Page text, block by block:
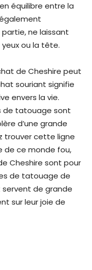
équilibre entre la
ne laissant
ou la tête.
de Cheshire peut
souriant signifie
envers la vie.
de tatouage sont
d’une grande
trouver cette ligne
de ce monde fou,
Cheshire sont pour
de tatouage de
de grande
sur leur joie de